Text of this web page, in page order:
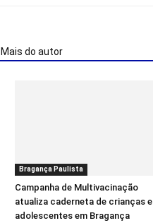
Mais do autor
Bragança Paulista
Campanha de Multivacinação
atualiza caderneta de crianças e
adolescentes em Bragança